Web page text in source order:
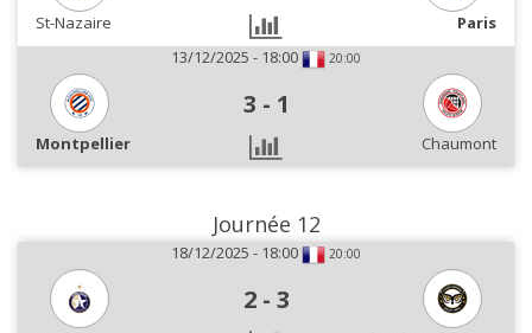
St-Nazaire
Paris
13/12/2025 - 18:00
20:00
3 - 1
Montpellier Chaumont
Journée 12
18/12/2025 - 18:00 20:00
2 - 3